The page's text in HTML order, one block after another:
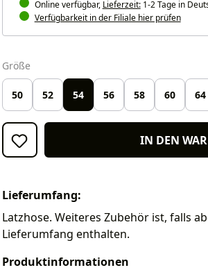
Online verfügbar, Lieferzeit:1-2 Tage in
Verfügbarkeit in der Filiale hier prüfen
Größeauswählen
50 52 54 56 58 60 64
IN DEN
Lieferumfang:
Latzhose. Weiteres Zubehör ist, falls
Lieferumfang enthalten.
Produktinformationen